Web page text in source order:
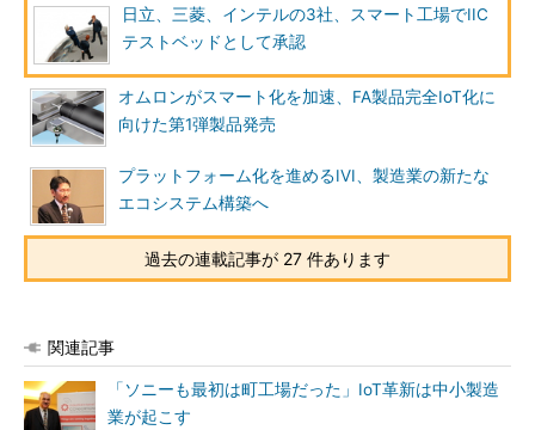
日立、三菱、インテルの3社、スマート工場でIIC
テストベッドとして承認
オムロンがスマート化を加速、FA製品完全IoT化に
向けた第1弾製品発売
プラットフォーム化を進めるIVI、製造業の新たな
エコシステム構築へ
過去の連載記事が 27 件あります
関連記事
「ソニーも最初は町工場だった」IoT革新は中小製造
業が起こす